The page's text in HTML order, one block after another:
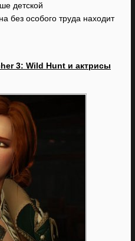
детской
без особого труда находит
3: Wild Hunt и актрисы